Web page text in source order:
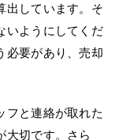
出しています。そ
いようにしてくだ
必要があり、売却
フと連絡が取れた
大切です。さら